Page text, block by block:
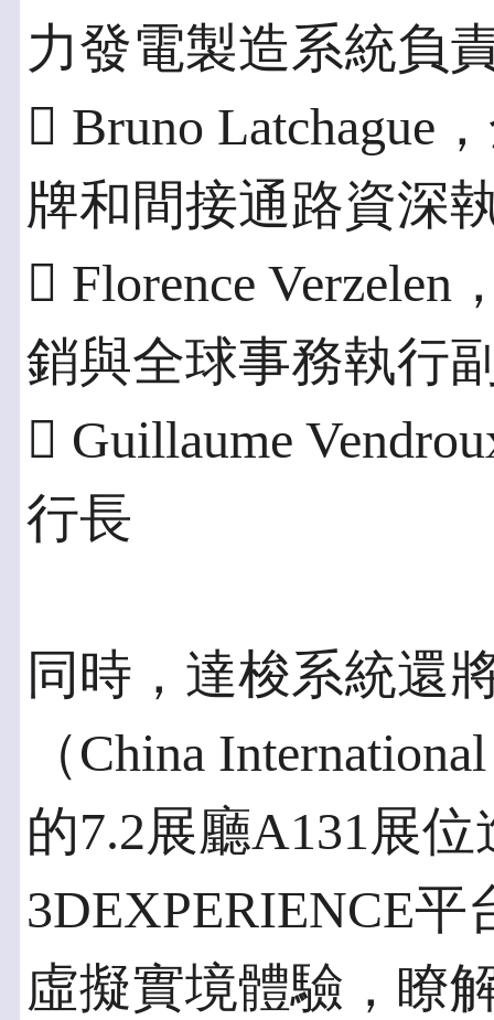
力發電製造系統負
 Bruno Latchague
牌和間接通路資深
 Florence
銷與全球事務執行
 Guillaume
行長
同時，達梭系統還
（China
的7.2展廳A131展
3DEXPERIENCE
虛擬實境體驗，瞭